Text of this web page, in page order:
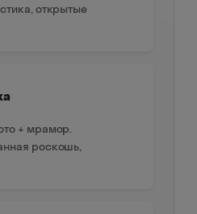
открытые
+ мрамор.
роскошь,